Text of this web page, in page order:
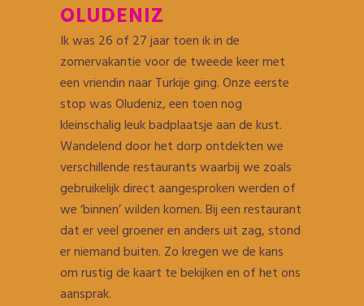
OLUDENIZ
Ik was 26 of 27 jaar toen ik in de
zomervakantie voor de tweede keer met
een vriendin naar Turkije ging. Onze eerste
stop was Oludeniz, een toen nog
kleinschalig leuk badplaatsje aan de kust.
Wandelend door het dorp ontdekten we
verschillende restaurants waarbij we zoals
gebruikelijk direct aangesproken werden of
we ‘binnen’ wilden komen. Bij een restaurant
dat er veel groener en anders uit zag, stond
er niemand buiten. Zo kregen we de kans
om rustig de kaart te bekijken en of het ons
aansprak.